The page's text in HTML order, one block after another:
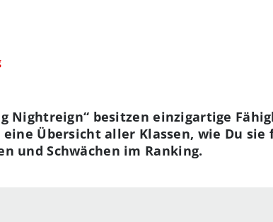
Nightreign“ besitzen einzigartige
Übersicht aller Klassen, wie Du
und Schwächen im Ranking.